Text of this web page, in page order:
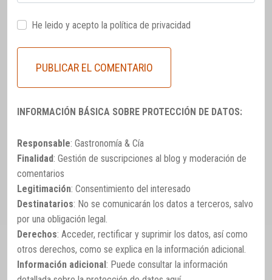
He leido y acepto la política de privacidad
INFORMACIÓN BÁSICA SOBRE PROTECCIÓN DE DATOS:
Responsable: Gastronomía & Cía
Finalidad: Gestión de suscripciones al blog y moderación de
comentarios
Legitimación: Consentimiento del interesado
Destinatarios: No se comunicarán los datos a terceros, salvo
por una obligación legal.
Derechos: Acceder, rectificar y suprimir los datos, así como
otros derechos, como se explica en la información adicional.
Información adicional : Puede consultar la información